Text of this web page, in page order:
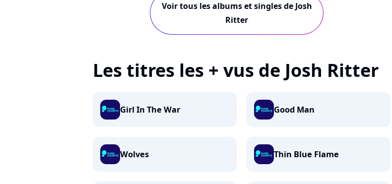
Voir tous les albums et singles de Josh
Ritter
Les titres les + vus de Josh Ritter
Girl In The War Good Man
Wolves Thin Blue Flame